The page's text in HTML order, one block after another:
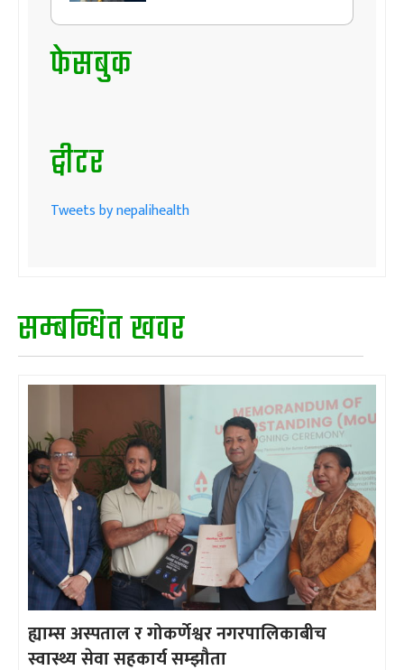
फेसबुक
ट्वीटर
Tweets by nepalihealth
सम्बन्धित खवर
ह्याम्स अस्पताल र गोकर्णेश्वर नगरपालिकाबीच
स्वास्थ्य सेवा सहकार्य सम्झौता